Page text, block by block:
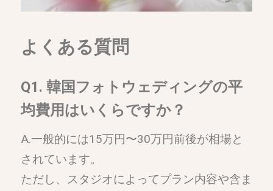
よくある質問
Q1. 韓国フォトウェディングの平
均費用はいくらですか？
A.一般的には15万円〜30万円前後が相場と
されています。
ただし、スタジオによってプラン内容や含ま